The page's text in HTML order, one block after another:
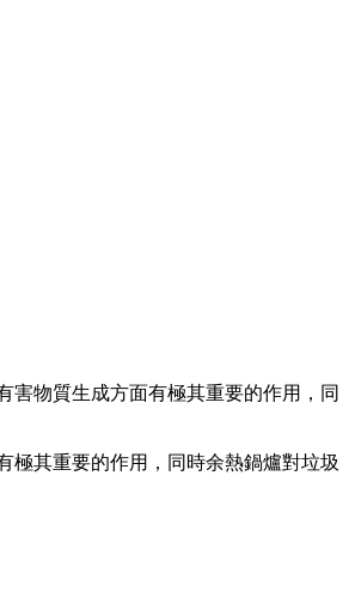
害物質生成方面有極其重要的作用，同
極其重要的作用，同時余熱鍋爐對垃圾